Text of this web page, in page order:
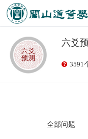
六爻
3591
全部问题